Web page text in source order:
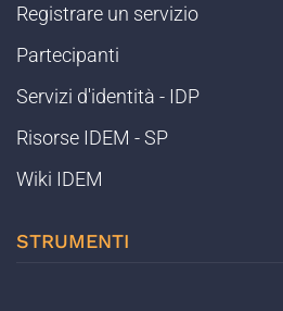
Registrare un servizio
Partecipanti
Servizi d'identità - IDP
Risorse IDEM - SP
Wiki IDEM
STRUMENTI